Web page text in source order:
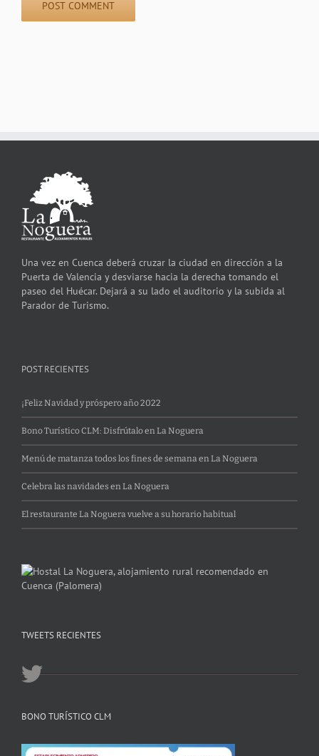
Una vez en Cuenca deberá cruzar la ciudad en dirección a la
Puerta de Valencia y desviarse hacia la derecha tomando el
paseo del Huécar. Dejará a su lado el auditorio y la subida al
Parador de Turismo.
POST RECIENTES
¡Feliz Navidad y próspero año 2022
Bono Turístico CLM: Disfrútalo en La Noguera
Menú de matanza todos los fines de semana en La Noguera
Celebra las navidades en La Noguera
El restaurante La Noguera vuelve a su horario habitual
TWEETS RECIENTES
BONO TURÍSTICO CLM